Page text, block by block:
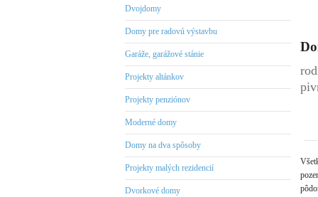
Dvojdomy
Domy pre radovú výstavbu
Garáže, garážové stánie
Projekty altánkov
Projekty penziónov
Moderné domy
Domy na dva spôsoby
Projekty malých rezidencií
Dvorkové domy